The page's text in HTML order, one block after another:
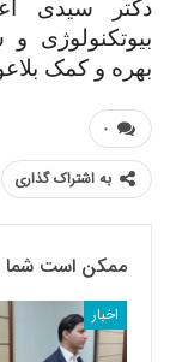
دکتر سیدی
بیوتکنولوژی
بهره و کمک
۰
به اشتراک گذاری
ممکن است شما
اخبار